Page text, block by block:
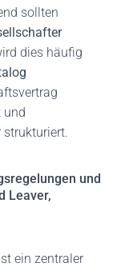
sollten
dies häufig
und
strukturiert.
und
Leaver,
ein zentraler